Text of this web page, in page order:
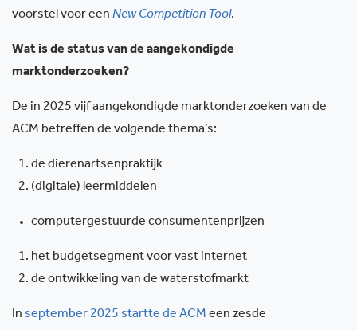
voorstel voor een New Competition Tool.
Wat is de status van de aangekondigde
marktonderzoeken?
De in 2025 vijf aangekondigde marktonderzoeken van de
ACM betreffen de volgende thema’s:
de dierenartsenpraktijk
(digitale) leermiddelen
computergestuurde consumentenprijzen
het budgetsegment voor vast internet
de ontwikkeling van de waterstofmarkt
In september 2025 startte de ACM een zesde